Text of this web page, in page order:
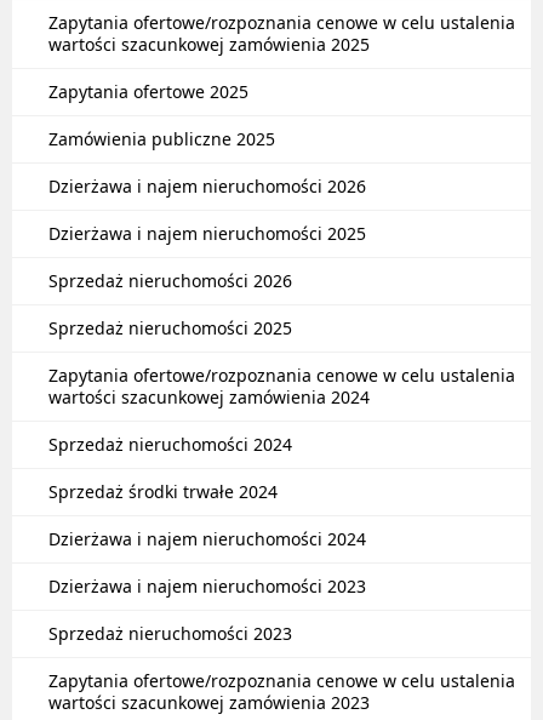
Zapytania ofertowe/rozpoznania cenowe w celu ustalenia
wartości szacunkowej zamówienia 2025
Zapytania ofertowe 2025
Zamówienia publiczne 2025
Dzierżawa i najem nieruchomości 2026
Dzierżawa i najem nieruchomości 2025
Sprzedaż nieruchomości 2026
Sprzedaż nieruchomości 2025
Zapytania ofertowe/rozpoznania cenowe w celu ustalenia
wartości szacunkowej zamówienia 2024
Sprzedaż nieruchomości 2024
Sprzedaż środki trwałe 2024
Dzierżawa i najem nieruchomości 2024
Dzierżawa i najem nieruchomości 2023
Sprzedaż nieruchomości 2023
Zapytania ofertowe/rozpoznania cenowe w celu ustalenia
wartości szacunkowej zamówienia 2023